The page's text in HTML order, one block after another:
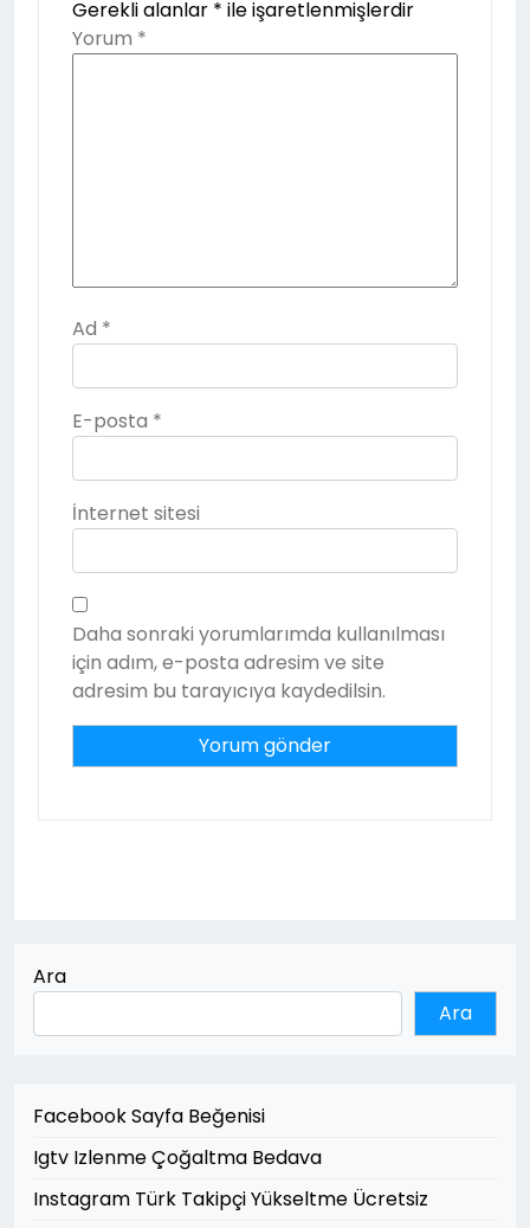
Gerekli alanlar * ile işaretlenmişlerdir
Yorum *
Ad *
E-posta *
İnternet sitesi
Daha sonraki yorumlarımda kullanılması
için adım, e-posta adresim ve site
adresim bu tarayıcıya kaydedilsin.
Ara
Ara
Facebook Sayfa Beğenisi
Igtv Izlenme Çoğaltma Bedava
Instagram Türk Takipçi Yükseltme Ücretsiz